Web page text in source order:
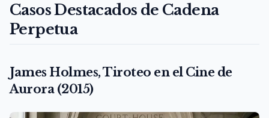
Casos Destacados de Cadena
Perpetua
James Holmes, Tiroteo en el Cine de
Aurora (2015)